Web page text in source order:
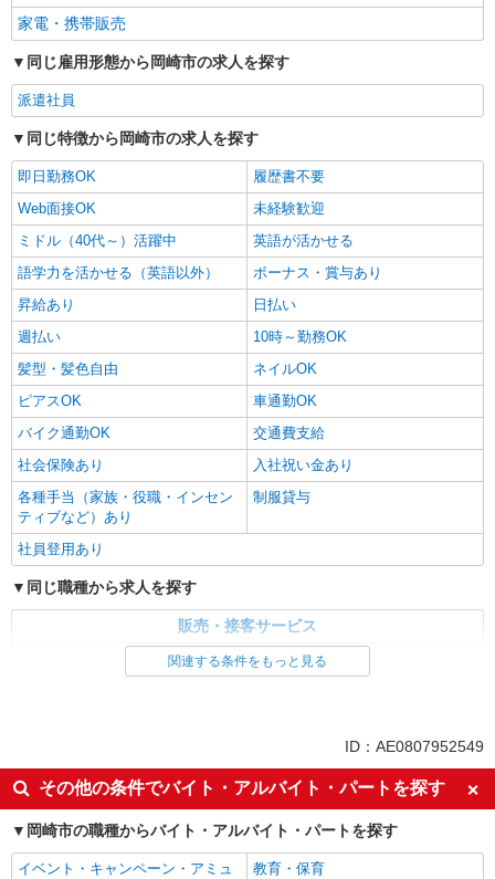
家電・携帯販売
同じ雇用形態から岡崎市の求人を探す
派遣社員
同じ特徴から岡崎市の求人を探す
即日勤務OK
履歴書不要
Web面接OK
未経験歓迎
ミドル（40代～）活躍中
英語が活かせる
語学力を活かせる（英語以外）
ボーナス・賞与あり
昇給あり
日払い
週払い
10時～勤務OK
髪型・髪色自由
ネイルOK
ピアスOK
車通勤OK
バイク通勤OK
交通費支給
社会保険あり
入社祝い金あり
各種手当（家族・役職・インセン
ティブなど）あり
制服貸与
社員登用あり
同じ職種から求人を探す
販売・接客サービス
英語が活かせる
ボーナス・賞与あり
日払い
車通勤OK
交通費支給
社会保険あり
社員登用あり
関連する条件をもっと見る
ID：AE0807952549
その他の条件でバイト・アルバイト・パートを探す
岡崎市の職種からバイト・アルバイト・パートを探す
イベント・キャンペーン・アミュ
教育・保育